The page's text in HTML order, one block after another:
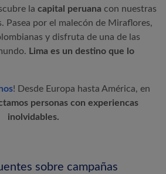
la capital peruana con nuestras
Pasea por el malecón de Miraflores,
y disfruta de una de las
Lima es un destino que lo
! Desde Europa hasta América, en
personas con experiencas
inolvidables.
sobre campañas